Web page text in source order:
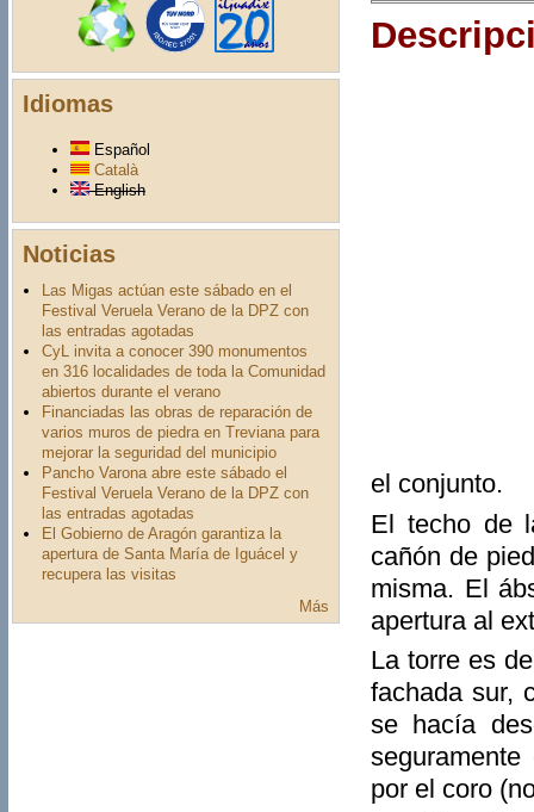
Idiomas
Español
Català
English
Noticias
Las Migas actúan este sábado en el
Festival Veruela Verano de la DPZ con
las entradas agotadas
CyL invita a conocer 390 monumentos
en 316 localidades de toda la Comunidad
abiertos durante el verano
Financiadas las obras de reparación de
varios muros de piedra en Treviana para
mejorar la seguridad del municipio
Pancho Varona abre este sábado el
Festival Veruela Verano de la DPZ con
las entradas agotadas
El Gobierno de Aragón garantiza la
apertura de Santa María de Iguácel y
recupera las visitas
Más
el conjunto.
El techo de
cañón de
misma. El
apertura al
La torre es
fachada sur,
se hacía
por el coro